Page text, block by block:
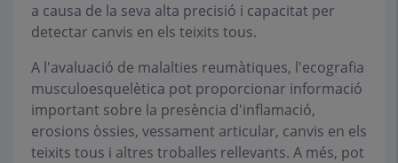
a causa de la seva alta precisió i capacitat per
detectar canvis en els teixits tous.
A l'avaluació de malalties reumàtiques, l'ecografia
musculoesquelètica pot proporcionar informació
important sobre la presència d'inflamació,
erosions òssies, vessament articular, canvis en els
teixits tous i altres troballes rellevants. A més, pot